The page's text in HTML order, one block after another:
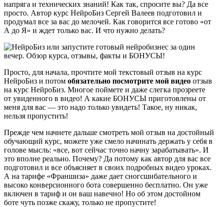
напряга и технических знаний! Как так, спросите вы? Да все
просто. Автор курс НейроБиз Сергей Валеев подготовил и
продумал все за вас до мелочей. Как говорится все готово «от
А до Я» и ждет только вас. И что нужно делать?
Просто, для начала, прочтите мой текстовый отзыв на курс
НейроБиз и потом обязательно посмотрите мой видео отзыв
на курс НейроБиз. Многое поймете и даже слегка прозреете
от увиденного в видео! А какие БОНУСЫ приготовлены от
меня для вас — это надо только увидеть! Такое, ну никак,
нельзя пропустить!
Прежде чем начнете дальше смотреть мой отзыв на достойный
обучающий курс, можете уже смело начинать держать у себя в
голове мысль: «все, вот сейчас точно начну зарабатывать». И
это вполне реально. Почему? Да потому как автор для вас все
подготовил и все объясняет в своих подробных видео уроках.
А на тарифе «Франшиза» даже дает сногсшибательного и
высоко конверсионного бота совершенно бесплатно. Он уже
включен в тариф и он ваш навечно! Но об этом достойном
боте чуть позже скажу, только не пропустите!